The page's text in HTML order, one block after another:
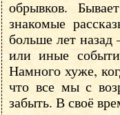
обрывков.
знакомые
больше лет
или иные
Намного хуже,
что все мы с
забыть. В своё